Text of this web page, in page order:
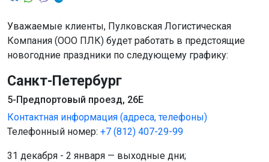
Уважаемые клиенты, Пулковская Логистическая
Компания (ООО ПЛК) будет работать в предстоящие
новогодние праздники по следующему графику:
Санкт-Петербург
5-Предпортовый проезд, 26Е
Контактная информация (адреса, телефоны)
Телефонный номер: +7 (812) 407-29-99
31 декабря - 2 января — выходные дни;